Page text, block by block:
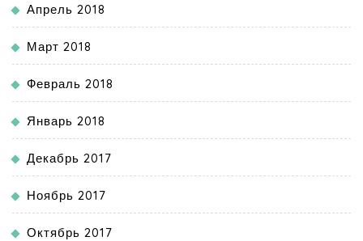
Апрель 2018
Март 2018
Февраль 2018
Январь 2018
Декабрь 2017
Ноябрь 2017
Октябрь 2017